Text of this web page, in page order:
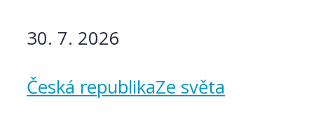
30. 7. 2026
Česká republikaZe světa